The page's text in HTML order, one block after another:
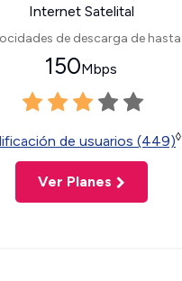
Internet Satelital
de descarga de hasta
150Mbps
de usuarios (449)◊
Ver Planes